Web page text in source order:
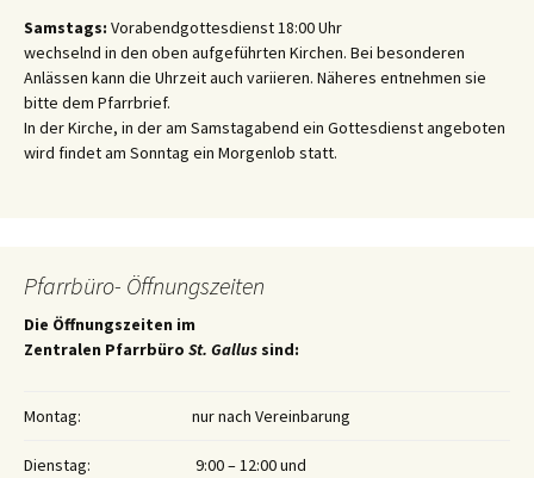
Samstags: Vorabendgottesdienst 18:00 Uhr
wechselnd in den oben aufgeführten Kirchen. Bei besonderen
Anlässen kann die Uhrzeit auch variieren. Näheres entnehmen sie
bitte dem Pfarrbrief.
In der Kirche, in der am Samstagabend ein Gottesdienst angeboten
wird findet am Sonntag ein Morgenlob statt.
Pfarrbüro- Öffnungszeiten
Die Öffnungszeiten im
Zentralen Pfarrbüro St. Gallus sind:
Montag: nur nach Vereinbarung
Dienstag: 9:00 – 12:00 und